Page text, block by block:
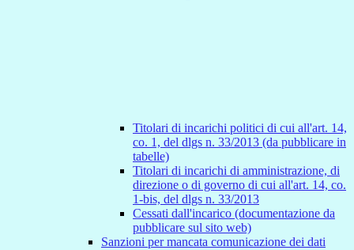
Titolari di incarichi politici di cui all'art. 14,
co. 1, del dlgs n. 33/2013 (da pubblicare in
tabelle)
Titolari di incarichi di amministrazione, di
direzione o di governo di cui all'art. 14, co.
1-bis, del dlgs n. 33/2013
Cessati dall'incarico (documentazione da
pubblicare sul sito web)
Sanzioni per mancata comunicazione dei dati